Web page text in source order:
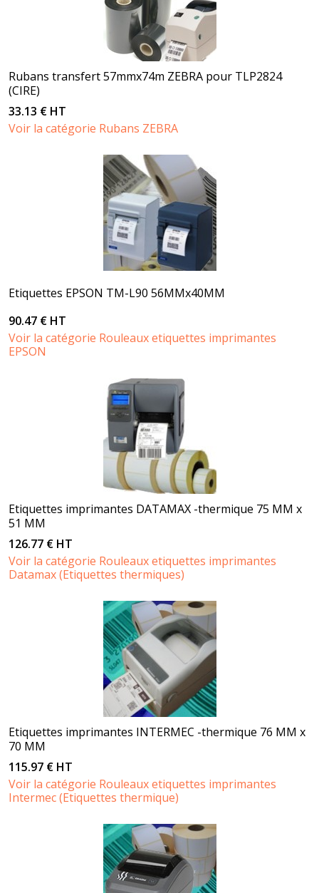
Rubans transfert 57mmx74m ZEBRA pour TLP2824
(CIRE)
33.13 € HT
Voir la catégorie Rubans ZEBRA
Etiquettes EPSON TM-L90 56MMx40MM
90.47 € HT
Voir la catégorie Rouleaux etiquettes imprimantes
EPSON
Etiquettes imprimantes DATAMAX -thermique 75 MM x
51 MM
126.77 € HT
Voir la catégorie Rouleaux etiquettes imprimantes
Datamax (Etiquettes thermiques)
Etiquettes imprimantes INTERMEC -thermique 76 MM x
70 MM
115.97 € HT
Voir la catégorie Rouleaux etiquettes imprimantes
Intermec (Etiquettes thermique)